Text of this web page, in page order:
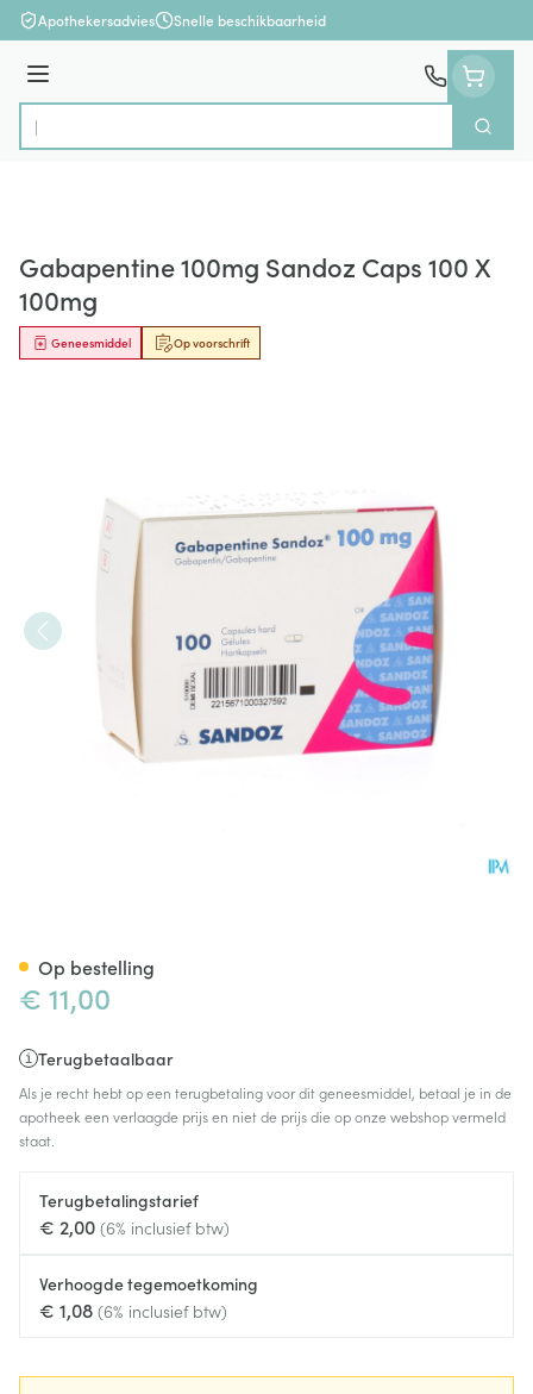
Ga naar de inhoud
Apothekersadvies Snelle beschikbaarheid
Menu
Product, merk, categorie...
Zoek
Gabapentine 100mg Sandoz Caps 100 X
100mg
Op voorschrift
Geneesmiddel
€ 11,00
Terugbetaalbaar
Als je recht hebt op een terugbetaling voor dit geneesmiddel, betaal je in de
apotheek een verlaagde prijs en niet de prijs die op onze webshop vermeld
staat.
Terugbetalingstarief
€ 2,00 (6% inclusief btw)
Verhoogde tegemoetkoming
€ 1,08 (6% inclusief btw)
Op bestelling